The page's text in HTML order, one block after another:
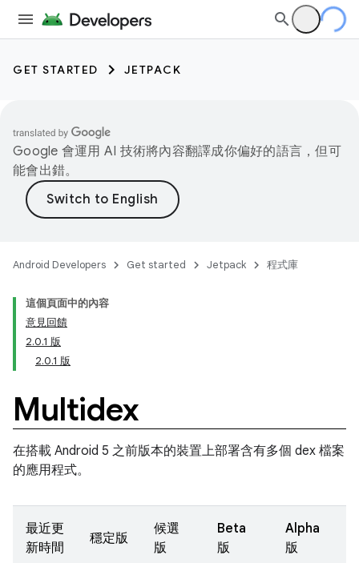
GET STARTED JETPACK
Google 會運用 AI 技術將內容翻譯成你偏好的語言，但可
能會出錯。
Android Developers Get started Jetpack 程式庫
這個頁面中的內容
意見回饋
2.0.1 版
2.0.1 版
Multidex
在搭載 Android 5 之前版本的裝置上部署含有多個 dex 檔案
的應用程式。
最近更
新時間
穩定版
候選
版
Beta
版
Alpha
版